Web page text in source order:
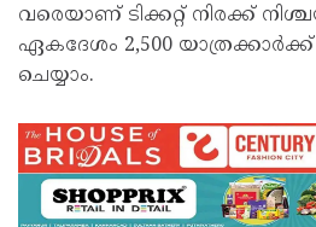
വരെയാണ് ടിക്കറ്റ് നിരക്ക്
ഏകദേശം 2,500
ചെയ്യാം.